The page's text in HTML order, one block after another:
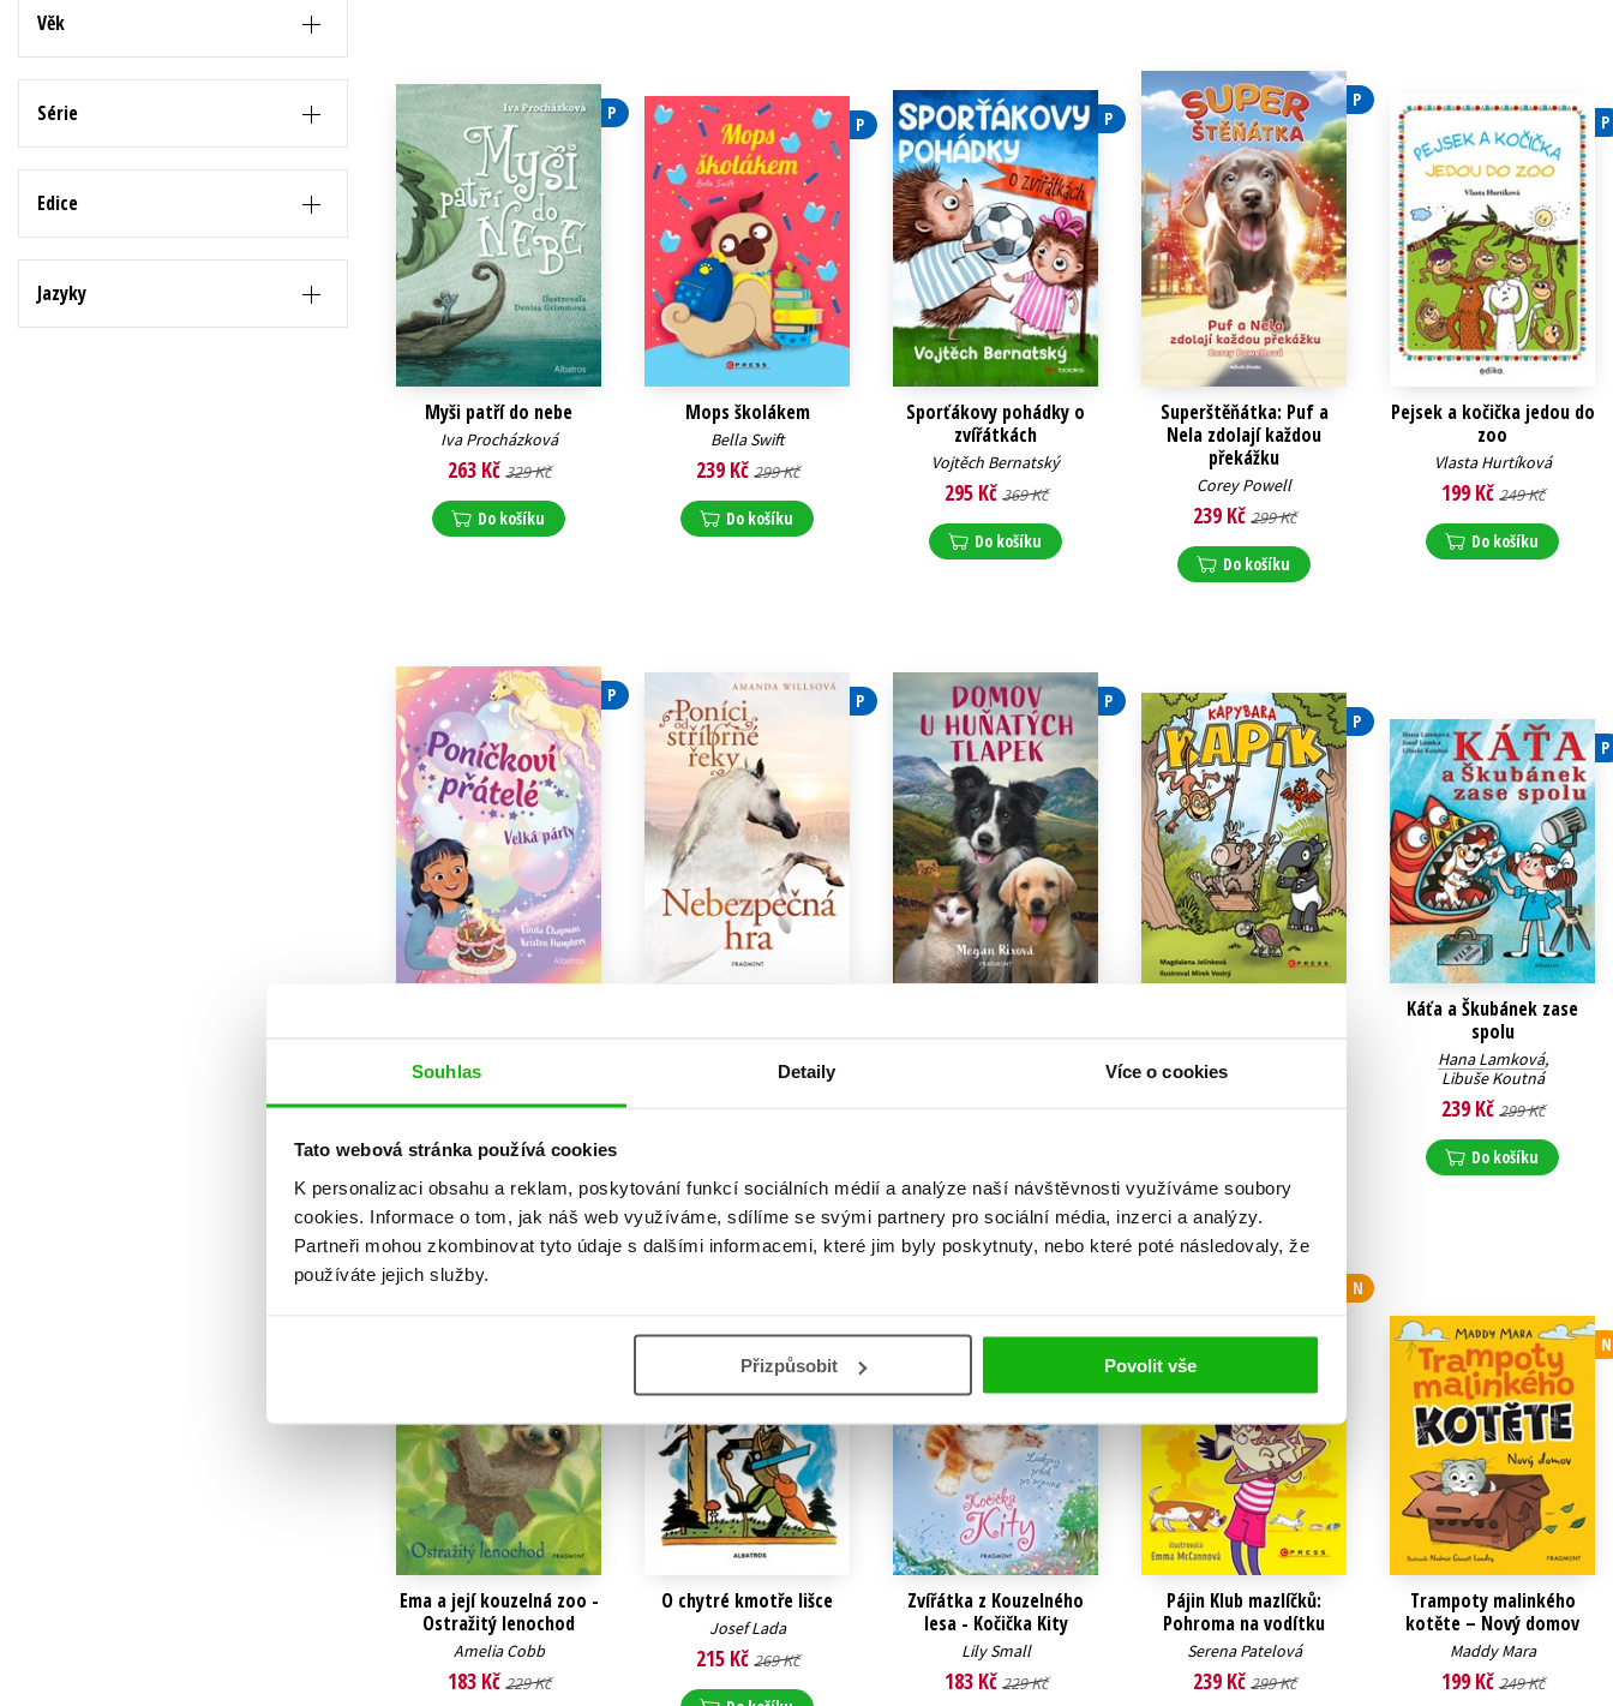
Souhlas Detaily Více o cookies
Tato webová stránka používá cookies
K personalizaci obsahu a reklam, poskytování funkcí sociálních médií a analýze naší návštěvnosti využíváme soubory
cookies. Informace o tom, jak náš web využíváme, sdílíme se svými partnery pro sociální média, inzerci a analýzy.
Partneři mohou zkombinovat tyto údaje s dalšími informacemi, které jim byly poskytnuty, nebo které poté následovaly, že
používáte jejich služby.
Přizpůsobit Povolit vše
Věk
Série
Edice
Jazyky
P
Myši patří do nebe
Iva Procházková
263 Kč 329 Kč
Do košíku
P
Mops školákem
Bella Swift
239 Kč 299 Kč
Do košíku
P
Sporťákovy pohádky o
zvířátkách
Vojtěch Bernatský
295 Kč 369 Kč
Do košíku
P
Superštěňátka: Puf a
Nela zdolají každou
překážku
Corey Powell
239 Kč 299 Kč
Do košíku
P
Pejsek a kočička jedou do
zoo
Vlasta Hurtíková
199 Kč 249 Kč
Do košíku
P
Do košíku
P P
P
Mirek Vostrý
P
Káťa a Škubánek zase
spolu
Hana Lamková,
Libuše Koutná
239 Kč 299 Kč
Do košíku
Ema a její kouzelná zoo -
Ostražitý lenochod
Amelia Cobb
183 Kč 229 Kč
O chytré kmotře lišce
Josef Lada
215 Kč 269 Kč
Zvířátka z Kouzelného
lesa - Kočička Kity
Lily Small
183 Kč 229 Kč
N
Pájin Klub mazlíčků:
Pohroma na vodítku
Serena Patelová
239 Kč 299 Kč
N
Trampoty malinkého
kotěte – Nový domov
Maddy Mara
199 Kč 249 Kč